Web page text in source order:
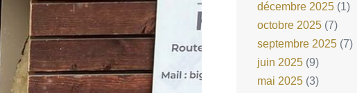
décembre 2025(1)
octobre 2025(7)
septembre 2025(7)
juin 2025(9)
mai 2025(3)